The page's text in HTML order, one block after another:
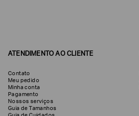
ATENDIMENTO AO CLIENTE
Contato
Meu pedido
Minha conta
Pagamento
Nossos serviços
Guia de Tamanhos